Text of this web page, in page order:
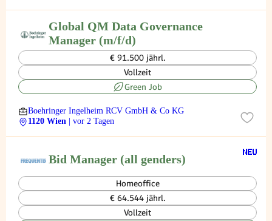
Global QM Data Governance
Manager (m/f/d)
€ 91.500 jährl.
Vollzeit
Green Job
Boehringer Ingelheim RCV GmbH & Co KG
1120 Wien
| vor 2 Tagen
Bid Manager (all genders)
Homeoffice
€ 64.544 jährl.
Vollzeit